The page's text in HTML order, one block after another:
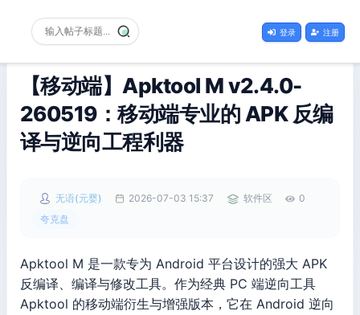
登录 注册
【移动端】Apktool M v2.4.0-
260519：移动端专业的 APK 反编
译与逆向工程利器
无语(元婴) 2026-07-03 15:37 软件区
0
夸克盘
Apktool M 是一款专为 Android 平台设计的强大 APK
反编译、编译与修改工具。作为经典 PC 端逆向工具
Apktool 的移动端衍生与增强版本，它在 Android 逆向